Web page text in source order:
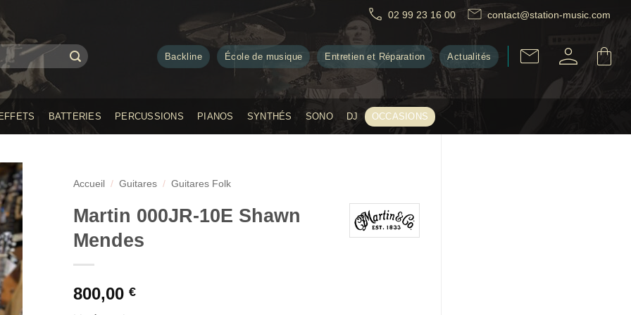
02 99 23 16 00 contact@station-music.com
Backline École de musique Entretien et Réparation Actualités
BATTERIES PERCUSSIONS PIANOS SYNTHÉS SONO DJ OCCASIONS
Accueil / Guitares / Guitares Folk
Martin 000JR-10E Shawn
Mendes
800,00€